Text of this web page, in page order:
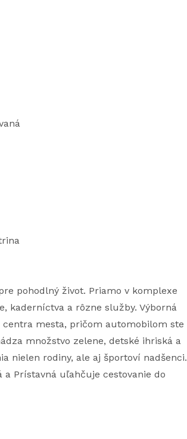
pohodlný život. Priamo v komplexe
kaderníctva a rôzne služby. Výborná
mesta, pričom automobilom ste
množstvo zelene, detské ihriská a
nielen rodiny, ale aj športoví nadšenci.
a Prístavná uľahčuje cestovanie do